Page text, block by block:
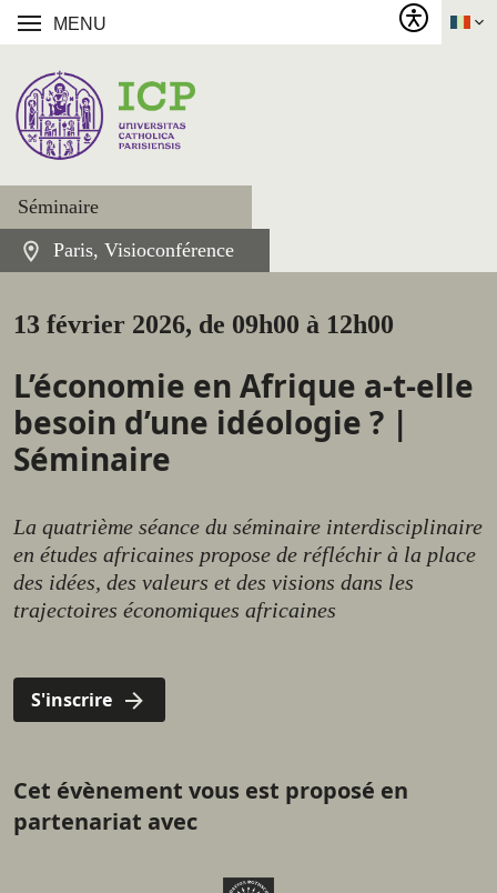
MENU
Séminaire
Paris, Visioconférence
13 février 2026, de 09h00 à 12h00
L’économie en Afrique a-t-elle
besoin d’une idéologie ? |
Séminaire
La quatrième séance du séminaire interdisciplinaire
en études africaines propose de réfléchir à la place
des idées, des valeurs et des visions dans les
trajectoires économiques africaines
S'inscrire
Cet évènement vous est proposé en
partenariat avec